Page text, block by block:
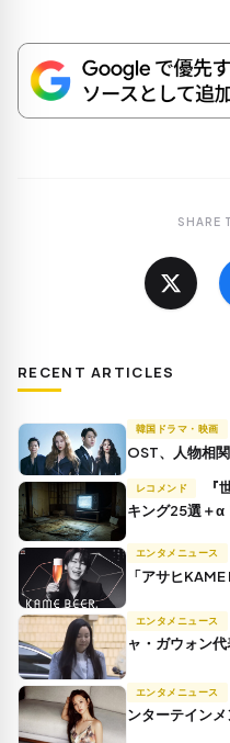
SHARE
RECENT ARTICLES
韓国ドラマ・映画
OST、人物相
レコメンド
キング25選＋α
エンタメニュース
「アサヒ
エンタメニュース
ャ・ガウォン
エンタメニュース
ンターテイン